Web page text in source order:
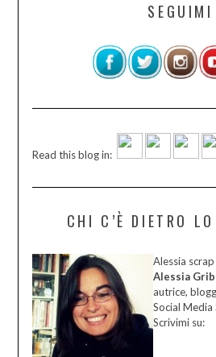
SEGUIMI
Read this blog in:
CHI C’È DIETRO
Alessia
Alessia
autrice,
Social Media
Scrivimi su: